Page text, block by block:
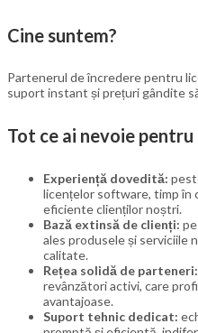
Cine suntem?
Partenerul de încredere pentru
suport instant și prețuri gândite
Tot ce ai nevoie
Experiență dovedită:
licențelor software, timp în
eficiente clienților noștri.
Bază extinsă de clienți:
ales produsele și serviciile
calitate.
Rețea solidă de parteneri:
revânzători activi, care
avantajoase.
Suport tehnic dedicat: